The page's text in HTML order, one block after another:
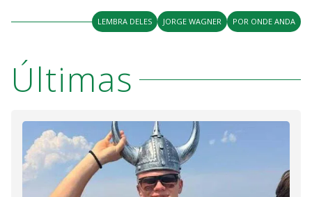
LEMBRA DELES JORGE WAGNER POR ONDE ANDA
Últimas